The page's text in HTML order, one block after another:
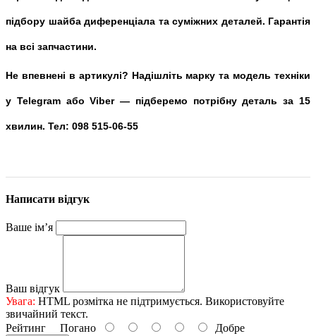
підбору шайба диференціала та суміжних деталей. Гарантія
на всі запчастини.
Не впевнені в артикулі? Надішліть марку та модель техніки
у Telegram або Viber — підберемо потрібну деталь за 15
хвилин. Тел: 098 515-06-55
Написати відгук
Ваше ім’я
Ваш відгук
Увага: HTML розмітка не підтримується. Використовуйте
звичайний текст.
Рейтинг Погано Добре